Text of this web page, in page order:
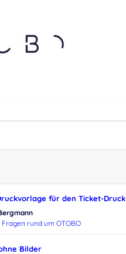
für den Ticket-Druck
rund um OTOBO
Bilder